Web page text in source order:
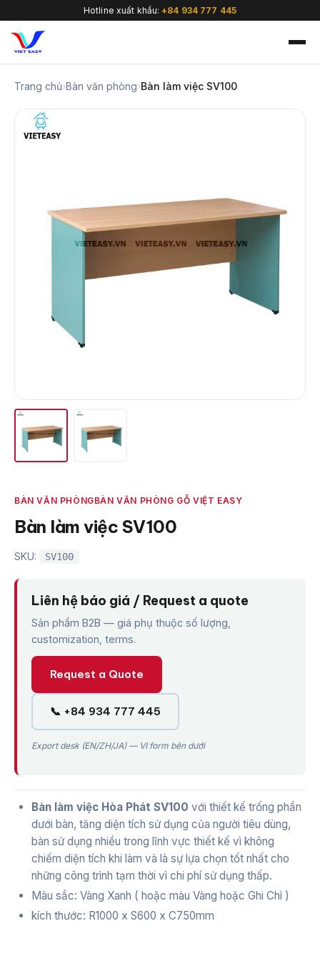
Hotline xuất khẩu:+84 934 777 445
Trang chủ›Bàn văn phòng›Bàn làm việc SV100
BÀN VĂN PHÒNGBÀN VĂN PHÒNG GỖ VIỆT EASY
Bàn làm việc SV100
SKU: SV100
Liên hệ báo giá / Request a quote
Sản phẩm B2B — giá phụ thuộc số lượng,
customization, terms.
Request a Quote
📞 +84 934 777 445
Export desk (EN/ZH/JA) — VI form bên dưới
Bàn làm việc Hòa Phát SV100 với thiết kế trống phần
dưới bàn, tăng diện tích sử dụng của người tiêu dùng,
bàn sử dụng nhiều trong lĩnh vực thiết kế vì không
chiếm diện tích khi làm và là sự lựa chọn tốt nhất cho
những công trình tạm thời vì chi phí sử dụng thấp.
Màu sắc: Vàng Xanh ( hoặc màu Vàng hoặc Ghi Chì )
kích thước: R1000 x S600 x C750mm